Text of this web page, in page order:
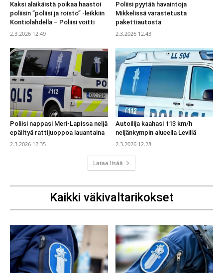
Kaksi alaikäistä poikaa haastoi
poliisin ”poliisi ja roisto” -leikkiin
Kontiolahdella – Poliisi voitti
2.3.2026 12.49
Poliisi pyytää havaintoja
Mikkelissä varastetusta
pakettiautosta
2.3.2026 12.43
Poliisi nappasi Meri-Lapissa neljä
epäiltyä rattijuoppoa lauantaina
2.3.2026 12.35
Autoilija kaahasi 113 km/h
neljänkympin alueella Levillä
2.3.2026 12.28
Lataa lisää
Kaikki väkivaltarikokset